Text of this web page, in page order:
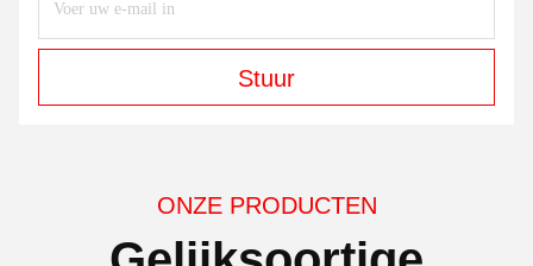
Stuur
ONZE PRODUCTEN